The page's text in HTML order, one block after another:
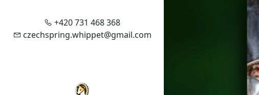
+420 731 468 368
czechspring.whippet@gmail.com